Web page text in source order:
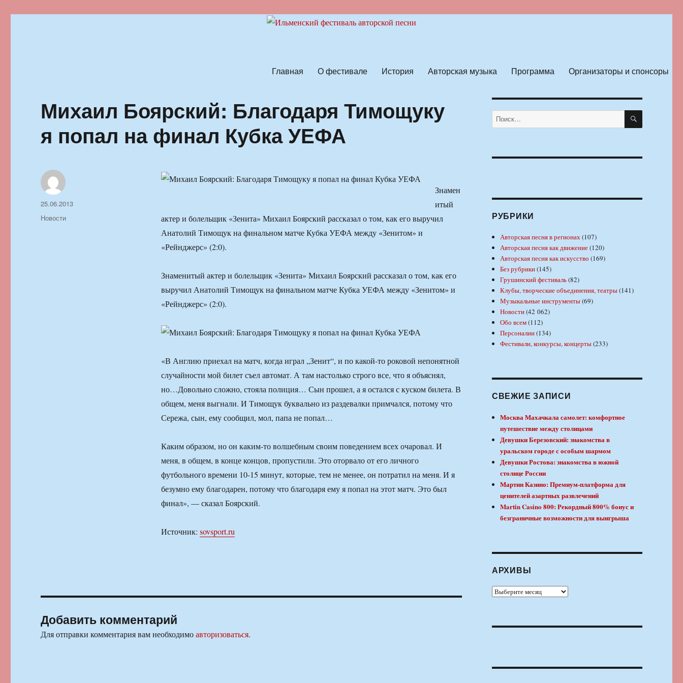
Главная О фестивале История Авторская музыка Программа Организаторы и спонсоры
Михаил Боярский: Благодаря Тимощуку
я попал на финал Кубка УЕФА
Знамен
итый
актер и болельщик «Зенита» Михаил Боярский рассказал о том, как его выручил
Анатолий Тимощук на финальном матче Кубка УЕФА между «Зенитом» и
«Рейнджерс» (2:0).
Знаменитый актер и болельщик «Зенита» Михаил Боярский рассказал о том, как его
выручил Анатолий Тимощук на финальном матче Кубка УЕФА между «Зенитом» и
«Рейнджерс» (2:0).
«В Англию приехал на матч, когда играл „Зенит“, и по какой-то роковой непонятной
случайности мой билет съел автомат. А там настолько строго все, что я объяснял,
но…Довольно сложно, стояла полиция… Сын прошел, а я остался с куском билета. В
общем, меня выгнали. И Тимощук буквально из раздевалки примчался, потому что
Сережа, сын, ему сообщил, мол, папа не попал…
Каким образом, но он каким-то волшебным своим поведением всех очаровал. И
меня, в общем, в конце концов, пропустили. Это оторвало от его личного
футбольного времени 10-15 минут, которые, тем не менее, он потратил на меня. И я
безумно ему благодарен, потому что благодаря ему я попал на этот матч. Это был
финал», — сказал Боярский.
Источник: sovsport.ru
Автор
Опубликовано
25.06.2013
Рубрики
Новости
Добавить комментарий
Для отправки комментария вам необходимоавторизоваться.
Искать: ПОИСК
РУБРИКИ
Авторская песня в регионах(107)
Авторская песня как движение(120)
Авторская песня как искусство (169)
Без рубрики(145)
Грушинский фестиваль(82)
Клубы, творческие объединения, театры(141)
Музыкальные инструменты(69)
Новости(42 062)
Обо всем(112)
Персоналии(134)
Фестивали, конкурсы, концерты(233)
СВЕЖИЕ ЗАПИСИ
Москва Махачкала самолет: комфортное
путешествие между столицами
Девушки Березовский: знакомства в
уральском городе с особым шармом
Девушки Ростова: знакомства в южной
столице России
Мартин Казино: Премиум-платформа для
ценителей азартных развлечений
Martin Casino 800: Рекордный 800% бонус и
безграничные возможности для выигрыша
АРХИВЫ
Архивы